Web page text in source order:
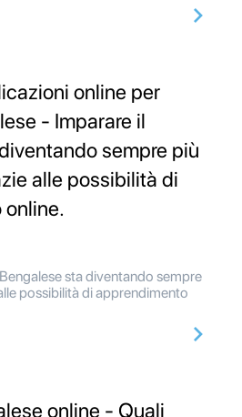
online per
- Imparare il
sempre più
alle possibilità di
sta diventando sempre
possibilità di apprendimento
online - Quali